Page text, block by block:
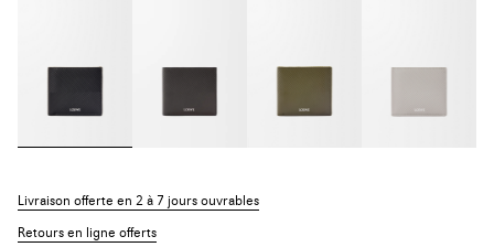
Livraison offerte en 2 à 7 jours ouvrables
Retours en ligne offerts